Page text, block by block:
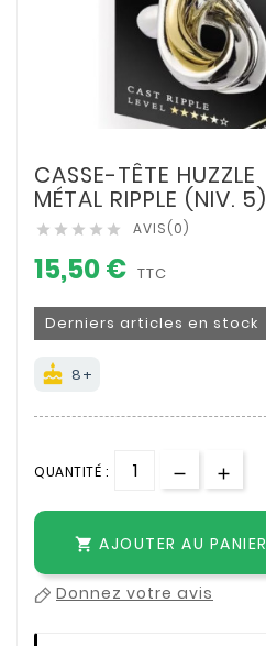
CASSE-TÊTE HUZZLE
MÉTAL RIPPLE (NIV. 5)
     AVIS(0)
15,50 € TTC
Derniers articles en stock
cake 8+
QUANTITÉ :
 AJOUTER AU PANIER
Donnez votre avis